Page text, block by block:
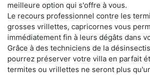
meilleure option qui s'offre à vous.
Le recours professionnel contre les
grosses vrillettes, capricornes vous
immédiatement fin à leurs dégâts dans
Grâce à des techniciens de la
pourrez préserver votre villa en parfait
termites ou vrillettes ne seront plus